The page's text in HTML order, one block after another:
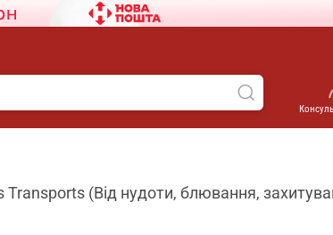
Transports (Від нудоти, блювання,